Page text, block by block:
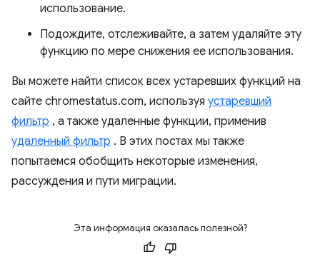
использование.
Подождите, отслеживайте, а затем удаляйте эту
функцию по мере снижения ее использования.
Вы можете найти список всех устаревших функций на
сайте chromestatus.com, используя устаревший
фильтр , а также удаленные функции, применив
удаленный фильтр . В этих постах мы также
попытаемся обобщить некоторые изменения,
рассуждения и пути миграции.
Эта информация оказалась полезной?